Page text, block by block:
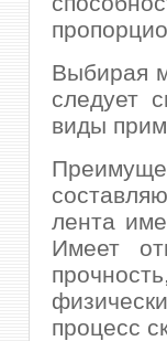
Выбирая
следует
виды
лента
Имеет
процесс